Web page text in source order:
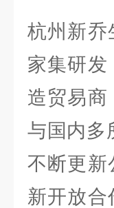
杭州新乔
家集研发
造贸易商
与国内多
不断更新
新开放